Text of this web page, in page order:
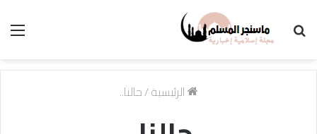
الرئيسية/حالنا..